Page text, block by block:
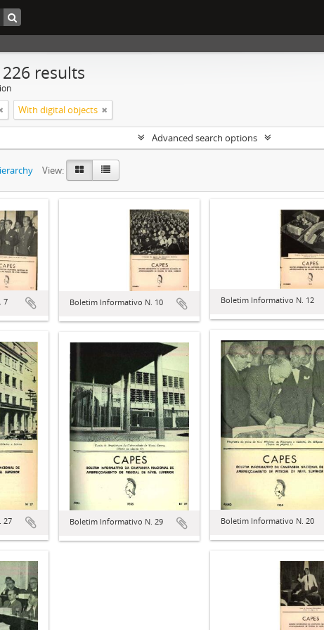
results
With digital objects
Advanced search options
View:
7 Boletim Informativo N. 10 Boletim Informativo N. 12
Boletim Informativo N. 20
27 Boletim Informativo N. 29